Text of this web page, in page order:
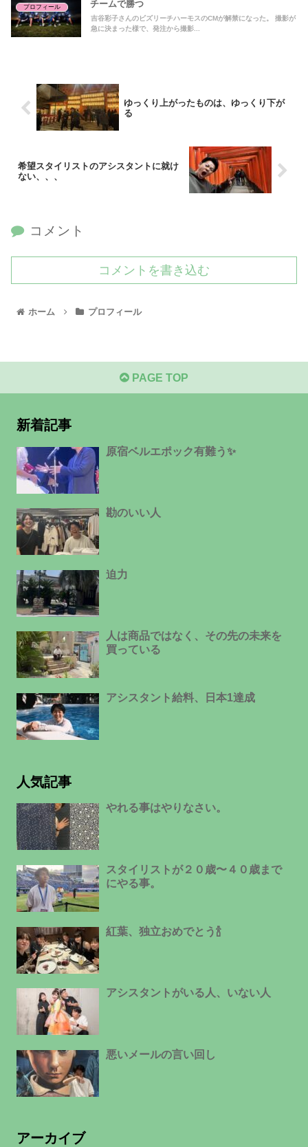
プロフィール チームで勝つ
吉谷彩子さんのビズリーチハーモスのCMが解禁になった。 撮影が
急に決まった様で、発注から撮影...
ゆっくり上がったものは、ゆっくり下が
る
希望スタイリストのアシスタントに就け
ない、、、
コメント
コメントを書き込む
ホーム プロフィール
PAGE TOP
新着記事
原宿ベルエポック有難う✨
勘のいい人
迫力
人は商品ではなく、その先の未来を
買っている
アシスタント給料、日本1達成
人気記事
やれる事はやりなさい。
スタイリストが２０歳〜４０歳まで
にやる事。
紅葉、独立おめでとう🍾
アシスタントがいる人、いない人
悪いメールの言い回し
アーカイブ